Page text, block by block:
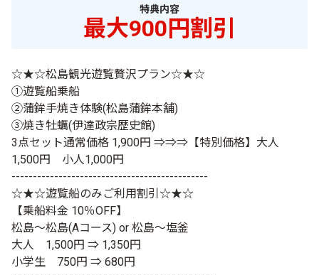
特典内容
最大900円割引
☆★☆松島観光遊覧贅沢プラン☆★☆
①遊覧船乗船
②蒲鉾手焼き体験(松島蒲鉾本舗)
③焼き牡蠣(伊達政宗歴史館)
3点セット通常価格 1,900円 ⇒⇒⇒【特別価格】大人
1,500円 小人1,000円
----------------------------------------------
☆★☆遊覧船のみご利用割引☆★☆
【乗船料金 10％OFF】
松島～松島(Aコース) or 松島～塩釜
大人 1,500円 ⇒ 1,350円
小学生 750円 ⇒ 680円